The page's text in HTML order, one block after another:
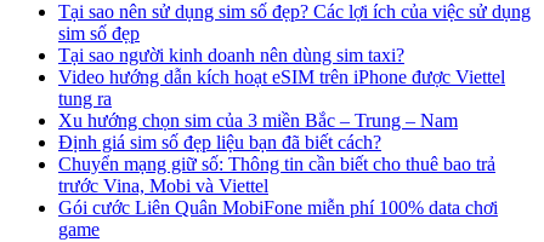
Tại sao nên sử dụng sim số đẹp? Các lợi ích của việc sử dụng
sim số đẹp
Tại sao người kinh doanh nên dùng sim taxi?
Video hướng dẫn kích hoạt eSIM trên iPhone được Viettel
tung ra
Xu hướng chọn sim của 3 miền Bắc – Trung – Nam
Định giá sim số đẹp liệu bạn đã biết cách?
Chuyển mạng giữ số: Thông tin cần biết cho thuê bao trả
trước Vina, Mobi và Viettel
Gói cước Liên Quân MobiFone miễn phí 100% data chơi
game